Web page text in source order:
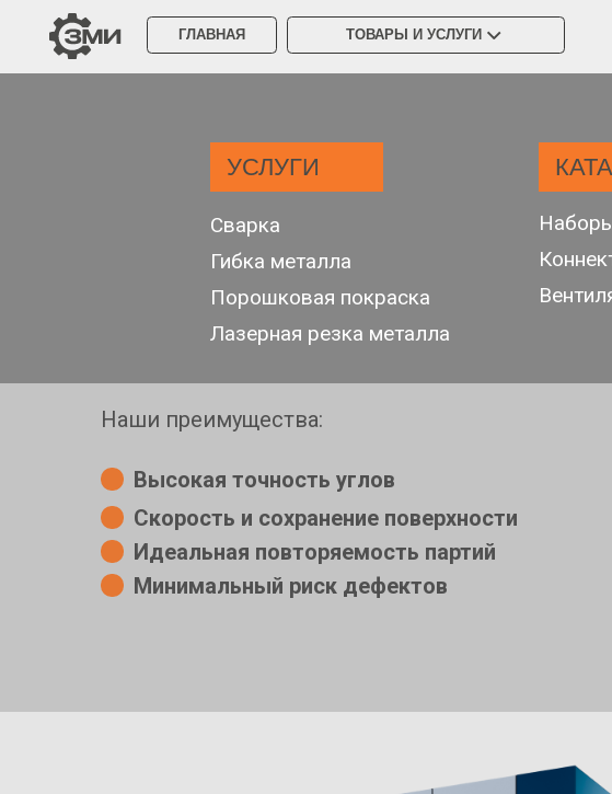
ГЛАВНАЯ ТОВАРЫ И УСЛУГИ
УСЛУГИ
Сварка
Гибка металла
Порошковая покраска
Лазерная резка металла
ГИБКА МЕТАЛЛА
Точность 0,05мм
Гибка любой сложности
Наши преимущества:
Высокая точность углов
Скорость и сохранение поверхности
Идеальная повторяемость партий
Минимальный риск дефектов